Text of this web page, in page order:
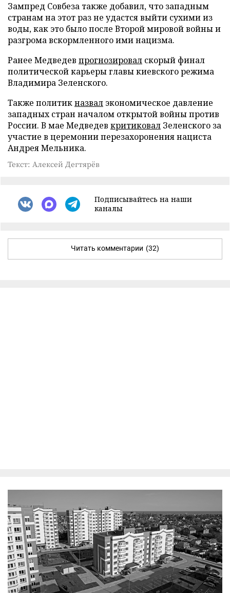
Зампред Совбеза также добавил, что западным
странам на этот раз не удастся выйти сухими из
воды, как это было после Второй мировой войны и
разгрома вскормленного ими нацизма.
Ранее Медведев прогнозировал скорый финал
политической карьеры главы киевского режима
Владимира Зеленского.
Также политикназвал экономическое давление
западных стран началом открытой войны против
России. В мае Медведев критиковал Зеленского за
участие в церемонии перезахоронения нациста
Андрея Мельника.
Текст: Алексей Дегтярёв
Подписывайтесь на наши
каналы
Читать комментарии (32)